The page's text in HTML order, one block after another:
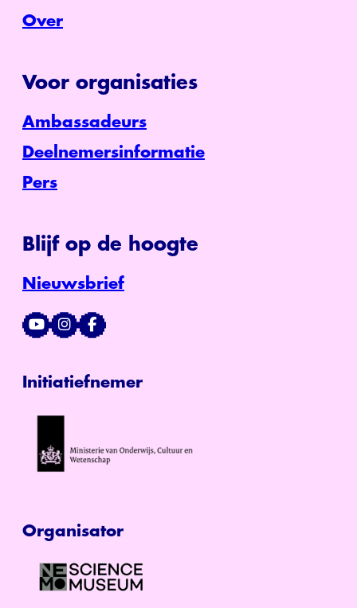
Over
Voor organisaties
Ambassadeurs
Deelnemersinformatie
Pers
Blijf op de hoogte
Nieuwsbrief
Initiatiefnemer
Organisator